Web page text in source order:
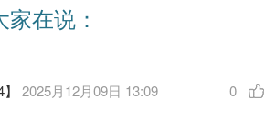
在说：
】2025月12月09日 13:09 0